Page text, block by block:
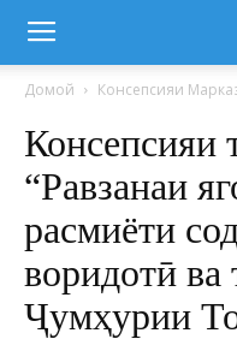
Домой Консепсияи
Консепсияи
“Равзанаи
расмиёти
воридотӣ ва
Ҷумҳурии